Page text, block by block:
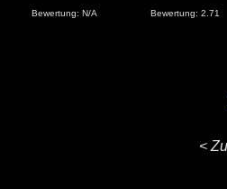
Bewertung: N/A Bewertung: 2.71
<